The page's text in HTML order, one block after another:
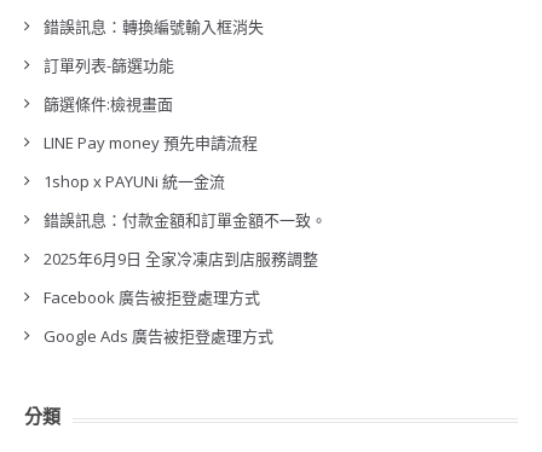
錯誤訊息：轉換編號輸入框消失
訂單列表-篩選功能
篩選條件:檢視畫面
LINE Pay money 預先申請流程
1shop x PAYUNi 統一金流
錯誤訊息：付款金額和訂單金額不一致。
2025年6月9日 全家冷凍店到店服務調整
Facebook 廣告被拒登處理方式
Google Ads 廣告被拒登處理方式
分類